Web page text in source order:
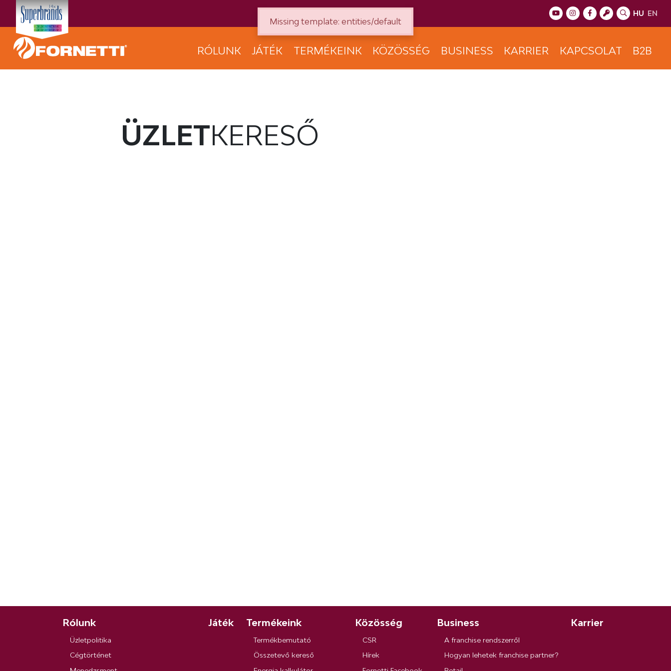
HU EN
RÓLUNK JÁTÉK TERMÉKEINK KÖZÖSSÉG BUSINESS KARRIER KAPCSOLAT B2B
ÜZLETKERESŐ
Rólunk
Üzletpolitika
Cégtörténet
Játék Termékeink
Termékbemutató
Összetevő kereső
Közösség
CSR
Hírek
Business
A franchise rendszerről
Hogyan lehetek franchise partner?
Karrier
Missing template: entities/default